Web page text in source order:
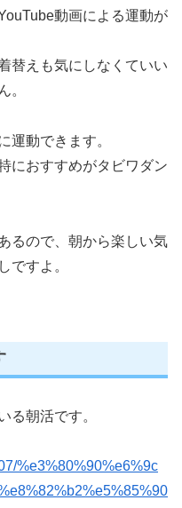
動画による運動が
替えも気にしなくていい
。
運動できます。
におすすめがタビワダン
るので、朝から楽しい気
ですよ。
る朝活です。
%e3%80%90%e6%9c